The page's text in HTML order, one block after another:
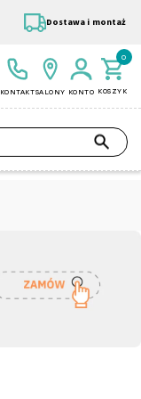
Dostawa i montaż
KONTAKTSALONY KONTO KOSZYK
0